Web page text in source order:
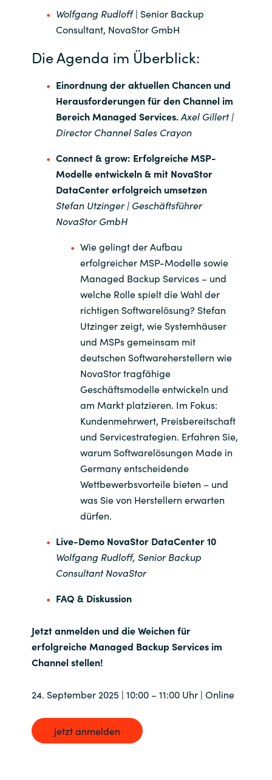
Singapore
Spain
Sri Lanka
Sweden
Switzerland
Ukraine
United Kingdom
United States
Wolfgang Rudloff| Senior Backup
Consultant, NovaStor GmbH
Die Agenda im Überblick:
Einordnung der aktuellen Chancen und
Herausforderungen für den Channel im
Bereich Managed Services.Axel Gillert |
Director Channel Sales Crayon
Connect & grow: Erfolgreiche MSP-
Modelle entwickeln & mit NovaStor
DataCenter erfolgreich umsetzen
Stefan Utzinger | Geschäftsführer
NovaStor GmbH
Wie gelingt der Aufbau
erfolgreicher MSP-Modelle sowie
Managed Backup Services – und
welche Rolle spielt die Wahl der
richtigen Softwarelösung? Stefan
Utzinger zeigt, wie Systemhäuser
und MSPs gemeinsam mit
deutschen Softwareherstellern wie
NovaStor tragfähige
Geschäftsmodelle entwickeln und
am Markt platzieren. Im Fokus:
Kundenmehrwert, Preisbereitschaft
und Servicestrategien. Erfahren Sie,
warum Softwarelösungen Made in
Germany entscheidende
Wettbewerbsvorteile bieten – und
was Sie von Herstellern erwarten
dürfen.
Live-Demo NovaStor DataCenter 10
Wolfgang Rudloff, Senior Backup
Consultant NovaStor
FAQ & Diskussion
Jetzt anmelden und die Weichen für
erfolgreiche Managed Backup Services im
Channel stellen!
24. September 2025 | 10:00 – 11:00 Uhr | Online
jetzt anmelden